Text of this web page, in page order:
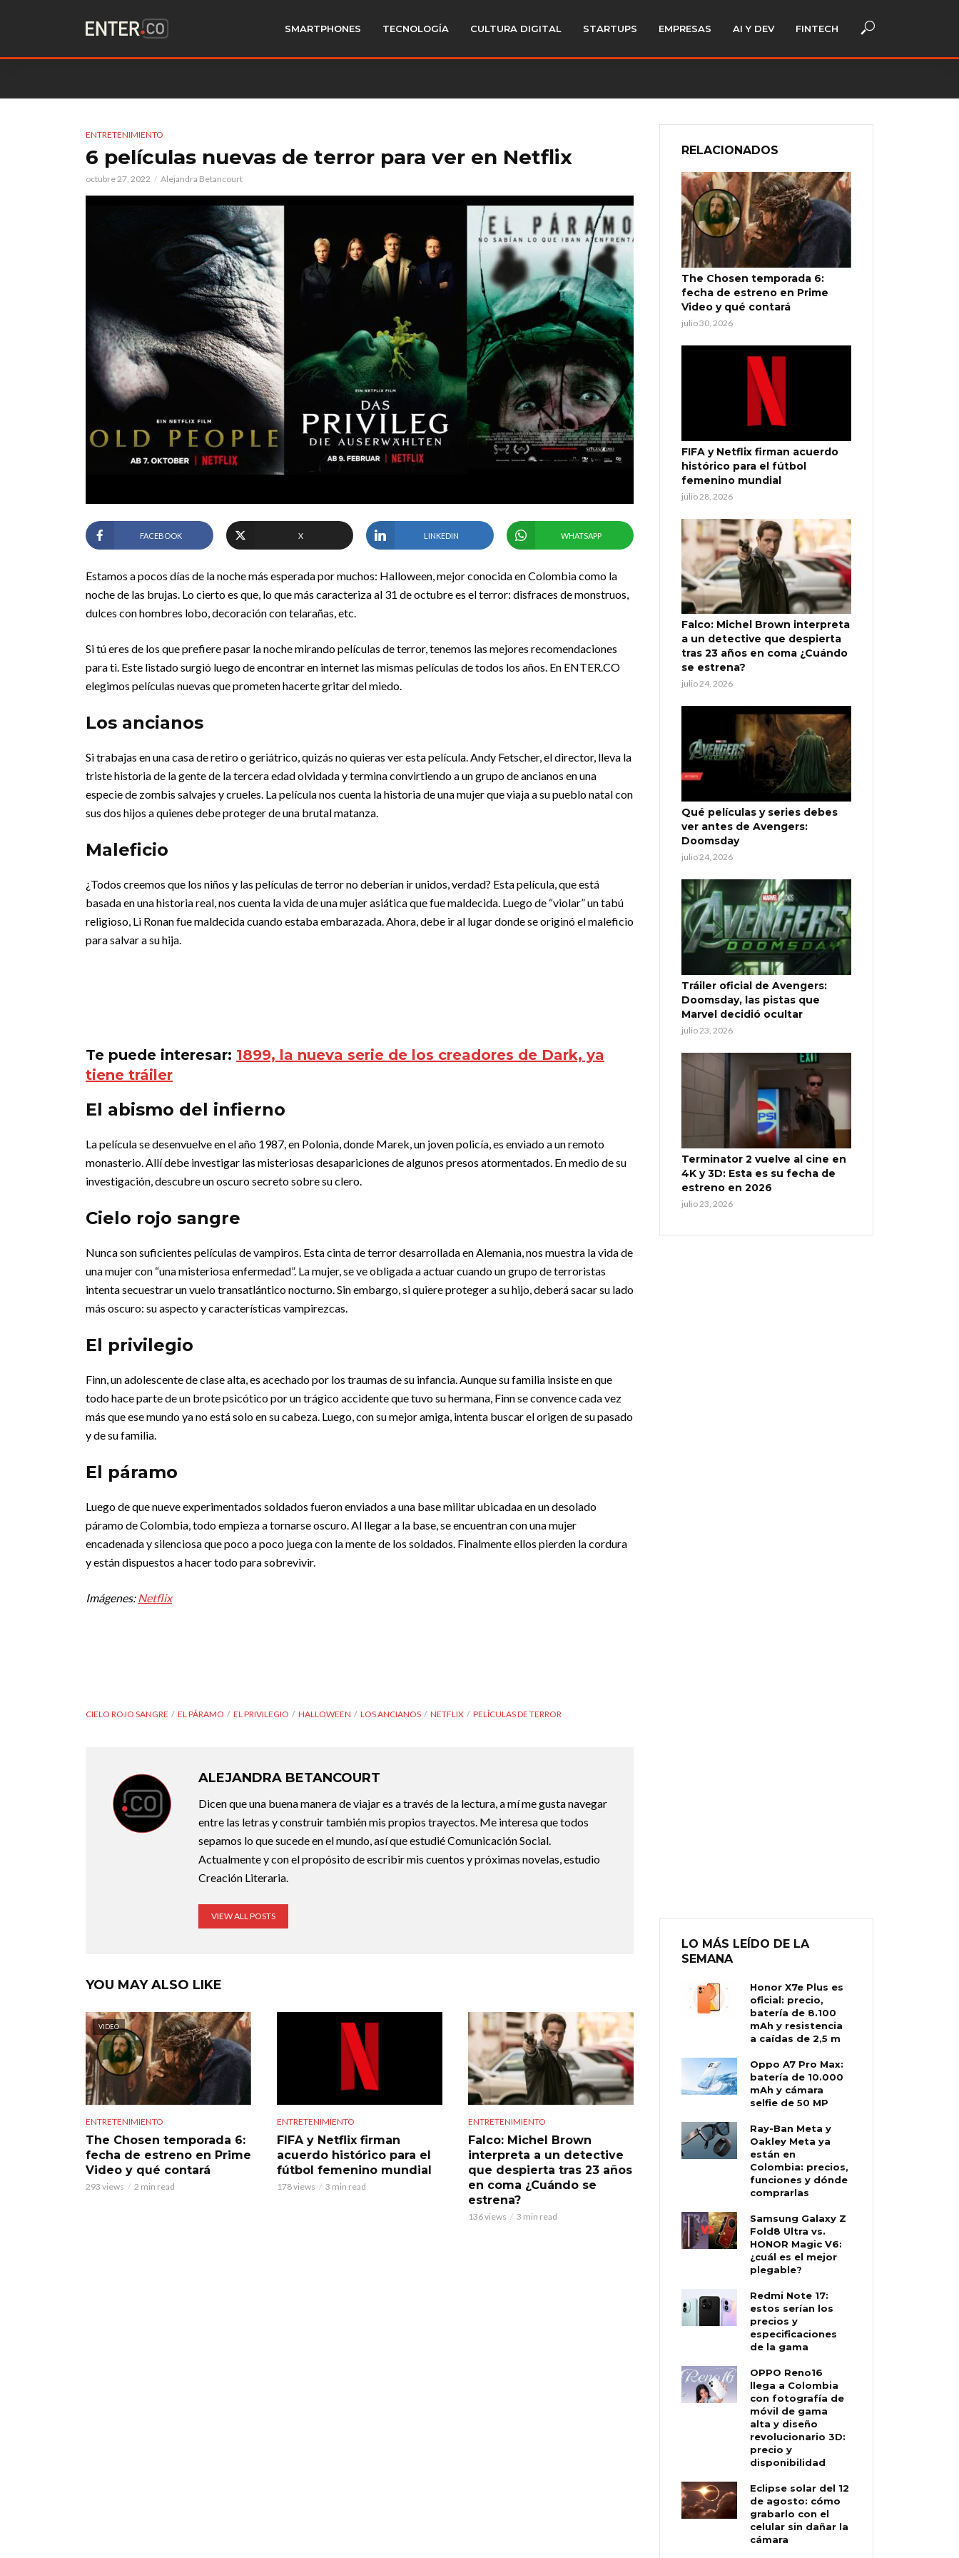
SMARTPHONES TECNOLOGÍA CULTURA DIGITAL STARTUPS EMPRESAS AI Y DEV FINTECH
ENTRETENIMIENTO
6 películas nuevas de terror para ver en Netflix
octubre 27, 2022 Alejandra Betancourt
FACEBOOK X LINKEDIN WHATSAPP
Estamos a pocos días de la noche más esperada por muchos: Halloween, mejor conocida en Colombia como la
noche de las brujas. Lo cierto es que, lo que más caracteriza al 31 de octubre es el terror: disfraces de monstruos,
dulces con hombres lobo, decoración con telarañas, etc.
Si tú eres de los que prefiere pasar la noche mirando películas de terror, tenemos las mejores recomendaciones
para ti. Este listado surgió luego de encontrar en internet las mismas películas de todos los años. En ENTER.CO
elegimos películas nuevas que prometen hacerte gritar del miedo.
Los ancianos
Si trabajas en una casa de retiro o geriátrico, quizás no quieras ver esta película. Andy Fetscher, el director, lleva la
triste historia de la gente de la tercera edad olvidada y termina convirtiendo a un grupo de ancianos en una
especie de zombis salvajes y crueles. La película nos cuenta la historia de una mujer que viaja a su pueblo natal con
sus dos hijos a quienes debe proteger de una brutal matanza.
Maleficio
¿Todos creemos que los niños y las películas de terror no deberían ir unidos, verdad? Esta película, que está
basada en una historia real, nos cuenta la vida de una mujer asiática que fue maldecida. Luego de “violar” un tabú
religioso, Li Ronan fue maldecida cuando estaba embarazada. Ahora, debe ir al lugar donde se originó el maleficio
para salvar a su hija.
Te puede interesar: 1899, la nueva serie de los creadores de Dark, ya
tiene tráiler
El abismo del infierno
La película se desenvuelve en el año 1987, en Polonia, donde Marek, un joven policía, es enviado a un remoto
monasterio. Allí debe investigar las misteriosas desapariciones de algunos presos atormentados. En medio de su
investigación, descubre un oscuro secreto sobre su clero.
Cielo rojo sangre
Nunca son suficientes películas de vampiros. Esta cinta de terror desarrollada en Alemania, nos muestra la vida de
una mujer con “una misteriosa enfermedad”. La mujer, se ve obligada a actuar cuando un grupo de terroristas
intenta secuestrar un vuelo transatlántico nocturno. Sin embargo, si quiere proteger a su hijo, deberá sacar su lado
más oscuro: su aspecto y características vampirezcas.
El privilegio
Finn, un adolescente de clase alta, es acechado por los traumas de su infancia. Aunque su familia insiste en que
todo hace parte de un brote psicótico por un trágico accidente que tuvo su hermana, Finn se convence cada vez
más que ese mundo ya no está solo en su cabeza. Luego, con su mejor amiga, intenta buscar el origen de su pasado
y de su familia.
El páramo
Luego de que nueve experimentados soldados fueron enviados a una base militar ubicadaa en un desolado
páramo de Colombia, todo empieza a tornarse oscuro. Al llegar a la base, se encuentran con una mujer
encadenada y silenciosa que poco a poco juega con la mente de los soldados. Finalmente ellos pierden la cordura
y están dispuestos a hacer todo para sobrevivir.
Imágenes:Netflix
CIELO ROJO SANGRE EL PÁRAMO EL PRIVILEGIO HALLOWEEN LOS ANCIANOS NETFLIX PELÍCULAS DE TERROR
ALEJANDRA BETANCOURT
Dicen que una buena manera de viajar es a través de la lectura, a mí me gusta navegar
entre las letras y construir también mis propios trayectos. Me interesa que todos
sepamos lo que sucede en el mundo, así que estudié Comunicación Social.
Actualmente y con el propósito de escribir mis cuentos y próximas novelas, estudio
Creación Literaria.
VIEW ALL POSTS
YOU MAY ALSO LIKE
VIDEO
ENTRETENIMIENTO
The Chosen temporada 6:
fecha de estreno en Prime
Video y qué contará
293 views 2 min read
ENTRETENIMIENTO
FIFA y Netflix firman
acuerdo histórico para el
fútbol femenino mundial
178 views 3 min read
ENTRETENIMIENTO
Falco: Michel Brown
interpreta a un detective
que despierta tras 23 años
en coma ¿Cuándo se
estrena?
136 views 3 min read
RELACIONADOS
The Chosen temporada 6:
fecha de estreno en Prime
Video y qué contará
julio 30, 2026
FIFA y Netflix firman acuerdo
histórico para el fútbol
femenino mundial
julio 28, 2026
Falco: Michel Brown interpreta
a un detective que despierta
tras 23 años en coma ¿Cuándo
se estrena?
julio 24, 2026
Qué películas y series debes
ver antes de Avengers:
Doomsday
julio 24, 2026
Tráiler oficial de Avengers:
Doomsday, las pistas que
Marvel decidió ocultar
julio 23, 2026
Terminator 2 vuelve al cine en
4K y 3D: Esta es su fecha de
estreno en 2026
julio 23, 2026
LO MÁS LEÍDO DE LA
SEMANA
Honor X7e Plus es
oficial: precio,
batería de 8.100
mAh y resistencia
a caídas de 2,5 m
Oppo A7 Pro Max:
batería de 10.000
mAh y cámara
selfie de 50 MP
Ray-Ban Meta y
Oakley Meta ya
están en
Colombia: precios,
funciones y dónde
comprarlas
Samsung Galaxy Z
Fold8 Ultra vs.
HONOR Magic V6:
¿cuál es el mejor
plegable?
Redmi Note 17:
estos serían los
precios y
especificaciones
de la gama
OPPO Reno16
llega a Colombia
con fotografía de
móvil de gama
alta y diseño
revolucionario 3D:
precio y
disponibilidad
Eclipse solar del 12
de agosto: cómo
grabarlo con el
celular sin dañar la
cámara